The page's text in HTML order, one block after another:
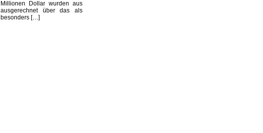
Millionen Dollar wurden aus
ausgerechnet über das als
besonders […]